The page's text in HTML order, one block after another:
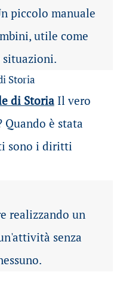
piccolo manuale
utile come
di Storia Il vero
Quando è stata
sono i diritti
realizzando un
senza